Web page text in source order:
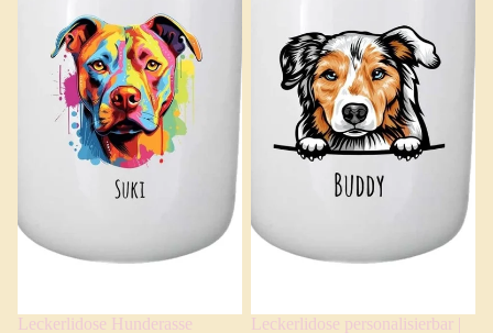
Leckerlidose Hunderasse
Leckerlidose personalisierbar |